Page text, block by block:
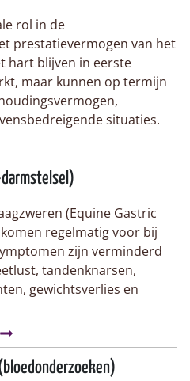
rol in de
prestatievermogen van het
hart blijven in eerste
maar kunnen op termijn
situaties.
(Equine Gastric
regelmatig voor bij
zijn verminderd
tandenknarsen,
gewichtsverlies en